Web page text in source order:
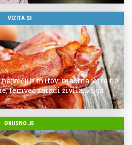
VIZITA.SI
mitov: mastna jetra ne
temveč zaradi živila, ki ga
OKUSNO.JE